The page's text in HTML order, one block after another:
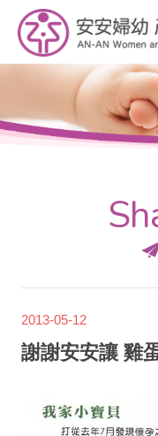
2013-05-12
謝謝安安讓 雞